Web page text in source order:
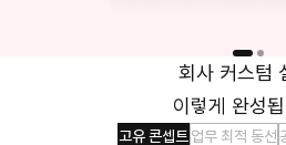
회사 커스텀
이렇게 완성
고유 콘셉트 업무 최적 동선